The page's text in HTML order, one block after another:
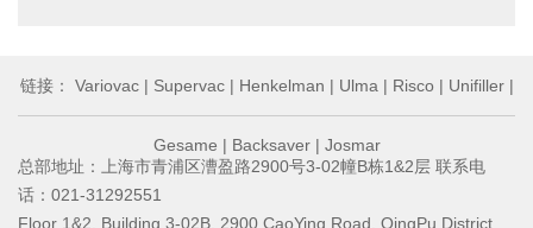
链接： Variovac| Supervac| Henkelman | Ulma | Risco| Unifiller|
Gesame | Backsaver| Josmar
总部地址：上海市青浦区漕盈路2900号3-02幢B栋1&2层 联系电
话：021-31292551
Floor 1&2, Building 3-02B, 2900 CaoYing Road, QingPu District